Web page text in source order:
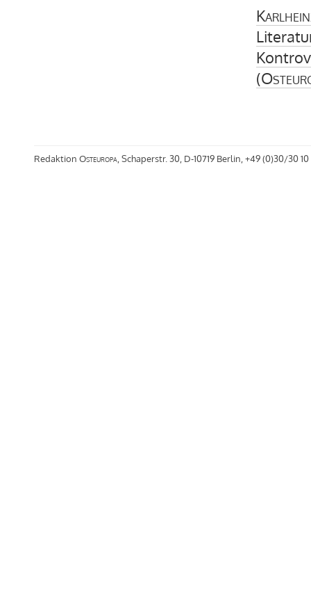
(
Redaktion Osteuropa , Schaperstr. 30, D-10719 Berlin, +49 (0)30/30